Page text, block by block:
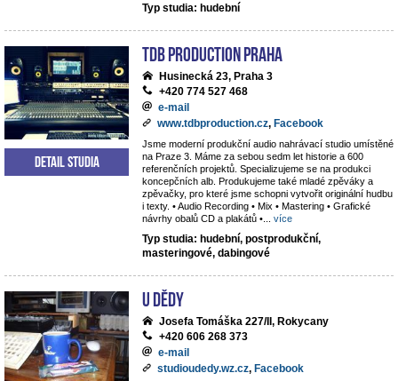
Typ studia: hudební
TdB Production Praha
Husinecká 23, Praha 3
+420 774 527 468
e-mail
www.tdbproduction.cz, Facebook
Jsme moderní produkční audio nahrávací studio umístěné
na Praze 3. Máme za sebou sedm let historie a 600
referenčních projektů. Specializujeme se na produkci
koncepčních alb. Produkujeme také mladé zpěváky a
zpěvačky, pro které jsme schopni vytvořit originální hudbu
i texty. • Audio Recording • Mix • Mastering • Grafické
návrhy obalů CD a plakátů •
více
Typ studia: hudební, postprodukční,
masteringové, dabingové
Detail studia
U dědy
Josefa Tomáška 227/II, Rokycany
+420 606 268 373
e-mail
studioudedy.wz.cz, Facebook